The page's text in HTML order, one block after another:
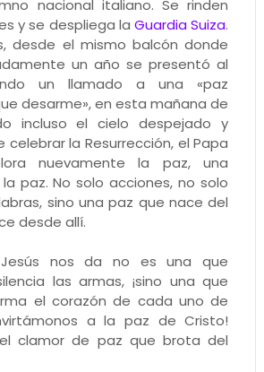
nacional italiano. Se rinden
y se despliega la Guardia Suiza.
desde el mismo balcón donde
un año se presentó al
un llamado a una «paz
desarme», en esta mañana de
incluso el cielo despejado y
celebrar la Resurrección, el Papa
nuevamente la paz, una
la paz. No solo acciones, no solo
sino una paz que nace del
desde allí.
nos da no es una que
las armas, ¡sino una que
el corazón de cada uno de
a la paz de Cristo!
el clamor de paz que brota del